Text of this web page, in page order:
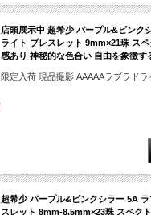
店頭展示中 超希少 パープル&ピンク
ライト ブレスレット 9mm×21珠 ス
感あり 神秘的な色合い 自由を象徴す
限定入荷 現品撮影 AAAAAラブラドラ
超希少 パープル&ピンクシラー 5A
スレット 8mm-8.5mm×23珠 スペク